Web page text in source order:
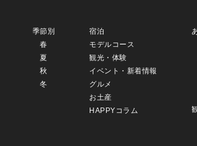
季節別
春
夏
秋
冬
宿泊
モデルコース
観光・体験
イベント・新着情報
グルメ
お土産
HAPPYコラム